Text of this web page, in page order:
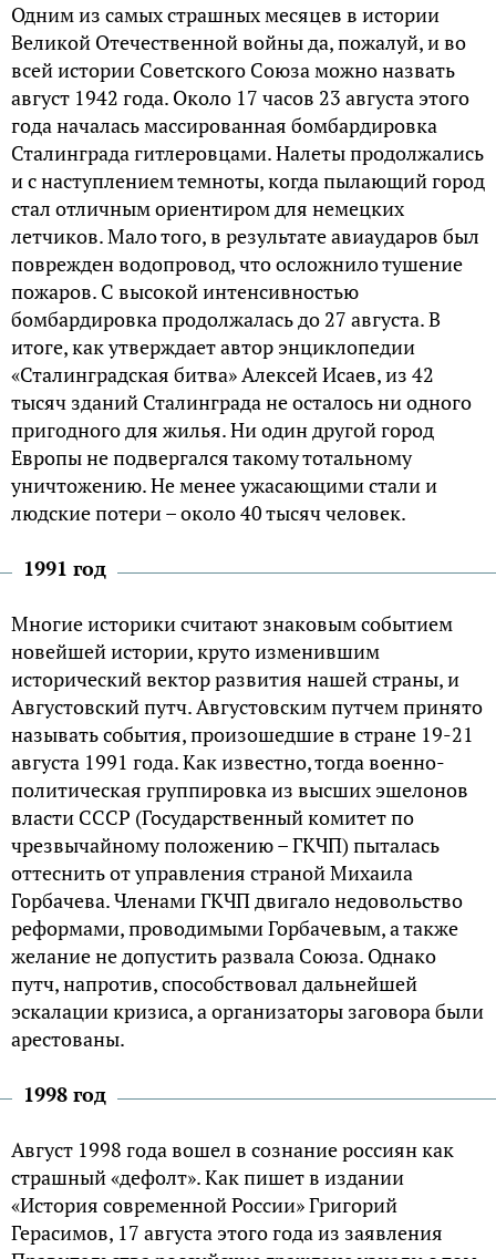
Одним из самых страшных месяцев в истории
Великой Отечественной войны да, пожалуй, и во
всей истории Советского Союза можно назвать
август 1942 года. Около 17 часов 23 августа этого
года началась массированная бомбардировка
Сталинграда гитлеровцами. Налеты продолжались
и с наступлением темноты, когда пылающий город
стал отличным ориентиром для немецких
летчиков. Мало того, в результате авиаударов был
поврежден водопровод, что осложнило тушение
пожаров. С высокой интенсивностью
бомбардировка продолжалась до 27 августа. В
итоге, как утверждает автор энциклопедии
«Сталинградская битва» Алексей Исаев, из 42
тысяч зданий Сталинграда не осталось ни одного
пригодного для жилья. Ни один другой город
Европы не подвергался такому тотальному
уничтожению. Не менее ужасающими стали и
людские потери – около 40 тысяч человек.
1991 год
Многие историки считают знаковым событием
новейшей истории, круто изменившим
исторический вектор развития нашей страны, и
Августовский путч. Августовским путчем принято
называть события, произошедшие в стране 19-21
августа 1991 года. Как известно, тогда военно-
политическая группировка из высших эшелонов
власти СССР (Государственный комитет по
чрезвычайному положению – ГКЧП) пыталась
оттеснить от управления страной Михаила
Горбачева. Членами ГКЧП двигало недовольство
реформами, проводимыми Горбачевым, а также
желание не допустить развала Союза. Однако
путч, напротив, способствовал дальнейшей
эскалации кризиса, а организаторы заговора были
арестованы.
1998 год
Август 1998 года вошел в сознание россиян как
страшный «дефолт». Как пишет в издании
«История современной России» Григорий
Герасимов, 17 августа этого года из заявления